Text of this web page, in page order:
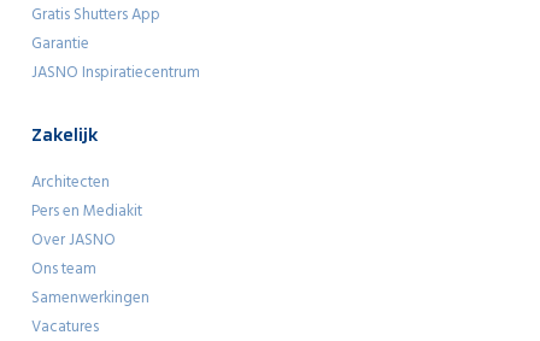
Gratis Shutters App
Garantie
JASNO Inspiratiecentrum
Zakelijk
Architecten
Pers en Mediakit
Over JASNO
Ons team
Samenwerkingen
Vacatures